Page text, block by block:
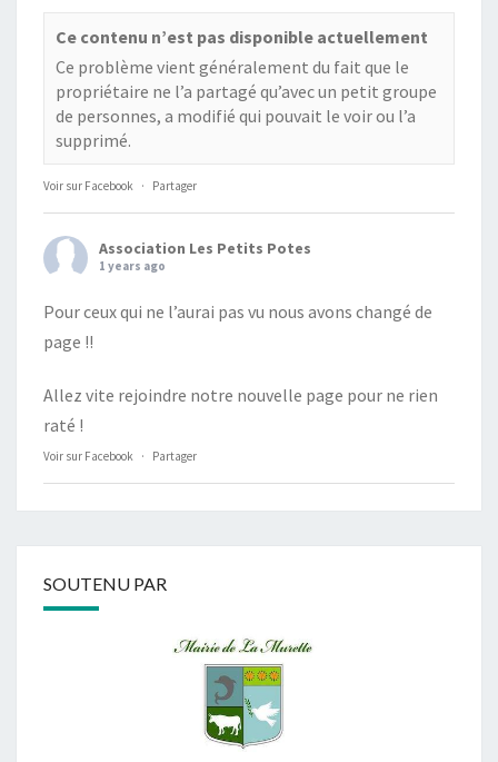
Ce contenu n’est pas disponible actuellement
Ce problème vient généralement du fait que le
propriétaire ne l’a partagé qu’avec un petit groupe
de personnes, a modifié qui pouvait le voir ou l’a
supprimé.
Voir sur Facebook · Partager
Association Les Petits Potes
1 years ago
Pour ceux qui ne l’aurai pas vu nous avons changé de
page !!
Allez vite rejoindre notre nouvelle page pour ne rien
raté !
Voir sur Facebook · Partager
SOUTENU PAR